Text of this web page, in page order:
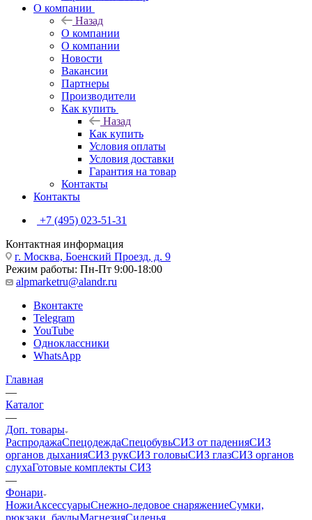
О компании
Назад
О компании
О компании
Новости
Вакансии
Партнеры
Производители
Как купить
Назад
Как купить
Условия оплаты
Условия доставки
Гарантия на товар
Контакты
Контакты
+7 (495) 023-51-31
Контактная информация
г. Москва, Боенский Проезд, д. 9
Режим работы: Пн-Пт 9:00-18:00
alpmarketru@alandr.ru
Вконтакте
Telegram
YouTube
Одноклассники
WhatsApp
Главная
—
Каталог
—
Доп. товары
РаспродажаСпецодеждаСпецобувьСИЗ от паденияСИЗ
органов дыханияСИЗ рукСИЗ головыСИЗ глазСИЗ органов
слухаГотовые комплекты СИЗ
—
Фонари
НожиАксессуарыСнежно-ледовое снаряжениеСумки,
рюкзаки, баулыМагнезияСиденья